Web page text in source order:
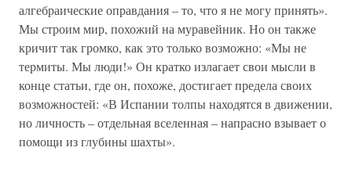
алгебраические оправдания – то, что я не могу принять».
Мы строим мир, похожий на муравейник. Но он также
кричит так громко, как это только возможно: «Мы не
термиты. Мы люди!» Он кратко излагает свои мысли в
конце статьи, где он, похоже, достигает предела своих
возможностей: «В Испании толпы находятся в движении,
но личность – отдельная вселенная – напрасно взывает о
помощи из глубины шахты».